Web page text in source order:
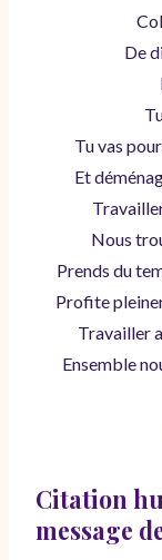
De
Tu vas
Et
Nous
Prends du
Profite
Travailler
Ensemble
Citation
message